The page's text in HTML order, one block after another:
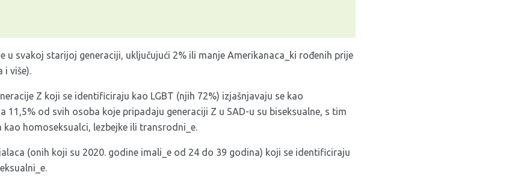
u svakoj starijoj generaciji, uključujući 2% ili manje Amerikanaca_ki rođenih prije
i više).
Z koji se identificiraju kao LGBT (njih 72%) izjašnjavaju se kao
11,5% od svih osoba koje pripadaju generaciji Z u SAD-u su biseksualne, s tim
homoseksualci, lezbejke ili transrodni_e.
(onih koji su 2020. godine imali_e od 24 do 39 godina) koji se identificiraju